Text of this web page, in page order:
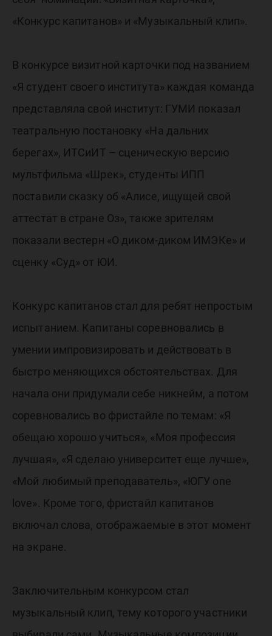
«Конкурс капитанов» и «Музыкальный клип».
В конкурсе визитной карточки под названием
«Я студент своего института» каждая команда
представляла свой институт: ГУМИ показал
театральную постановку «На дальних
берегах», ИТСиИТ – сценическую версию
мультфильма «Шрек», студенты ИПП
поставили сказку об «Алисе, ищущей свой
аттестат в стране Оз», также зрителям
показали вестерн «О диком-диком ИМЭКе» и
сценку «Суд» от ЮИ.
Конкурс капитанов стал для ребят непростым
испытанием. Капитаны соревновались в
умении импровизировать и действовать в
быстро меняющихся обстоятельствах. Для
начала они придумали себе никнейм, а потом
соревновались во фристайле по темам: «Я
обещаю хорошо учиться», «Моя профессия
лучшая», «Я сделаю университет еще лучше»,
«Мой любимый преподаватель», «ЮГУ one
love». Кроме того, фристайл капитанов
включал слова, отображаемые в этот момент
на экране.
Заключительным конкурсом стал
музыкальный клип, тему которого участники